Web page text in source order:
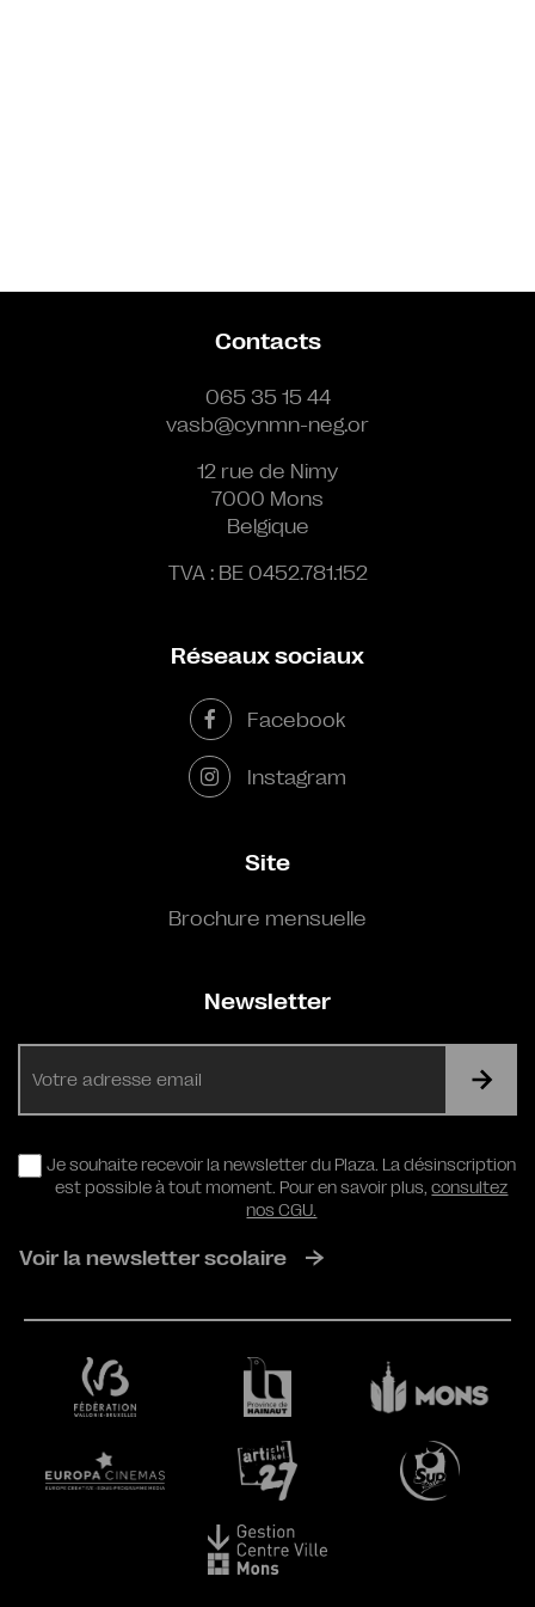
Contacts
065 35 15 44
vasb@cynmn-neg.or
12 rue de Nimy
7000 Mons
Belgique
TVA : BE 0452.781.152
Réseaux sociaux
Facebook
Instagram
Site
Brochure mensuelle
Newsletter
RGPD
Je souhaite recevoir la newsletter du Plaza. La désinscription
est possible à tout moment. Pour en savoir plus,consultez
nos CGU.
Voir la newsletter scolaire